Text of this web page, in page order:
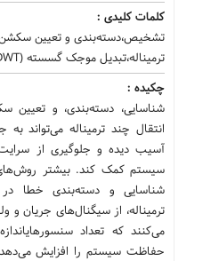
کلمات کلیدی :
تشخیص،دسته‌بندی و تعیین سکشن
ترمیناله،تبدیل موجک گسسته (DWT)،پارامترهای خطا
چکیده :
شناسایی، دسته‌بندی، و
انتقال چند ترمیناله می‌تواند
آسیب دیده و جلوگیری از
سیستم کمک کند. بیشتر
شناسایی و دسته‌بندی خطا
ترمیناله، از سیگنال‌های جریان و
می‌کنند که تعداد
حفاظت سیستم را افزایش